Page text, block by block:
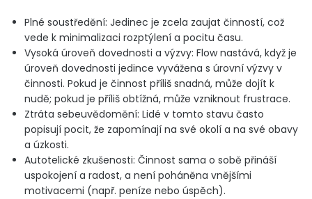
Plné soustředění: Jedinec je zcela zaujat činností, což
vede k minimalizaci rozptýlení a pocitu času.
Vysoká úroveň dovednosti a výzvy: Flow nastává, když je
úroveň dovednosti jedince vyvážena s úrovní výzvy v
činnosti. Pokud je činnost příliš snadná, může dojít k
nudě; pokud je příliš obtížná, může vzniknout frustrace.
Ztráta sebeuvědomění: Lidé v tomto stavu často
popisují pocit, že zapomínají na své okolí a na své obavy
a úzkosti.
Autotelické zkušenosti: Činnost sama o sobě přináší
uspokojení a radost, a není poháněna vnějšími
motivacemi (např. peníze nebo úspěch).